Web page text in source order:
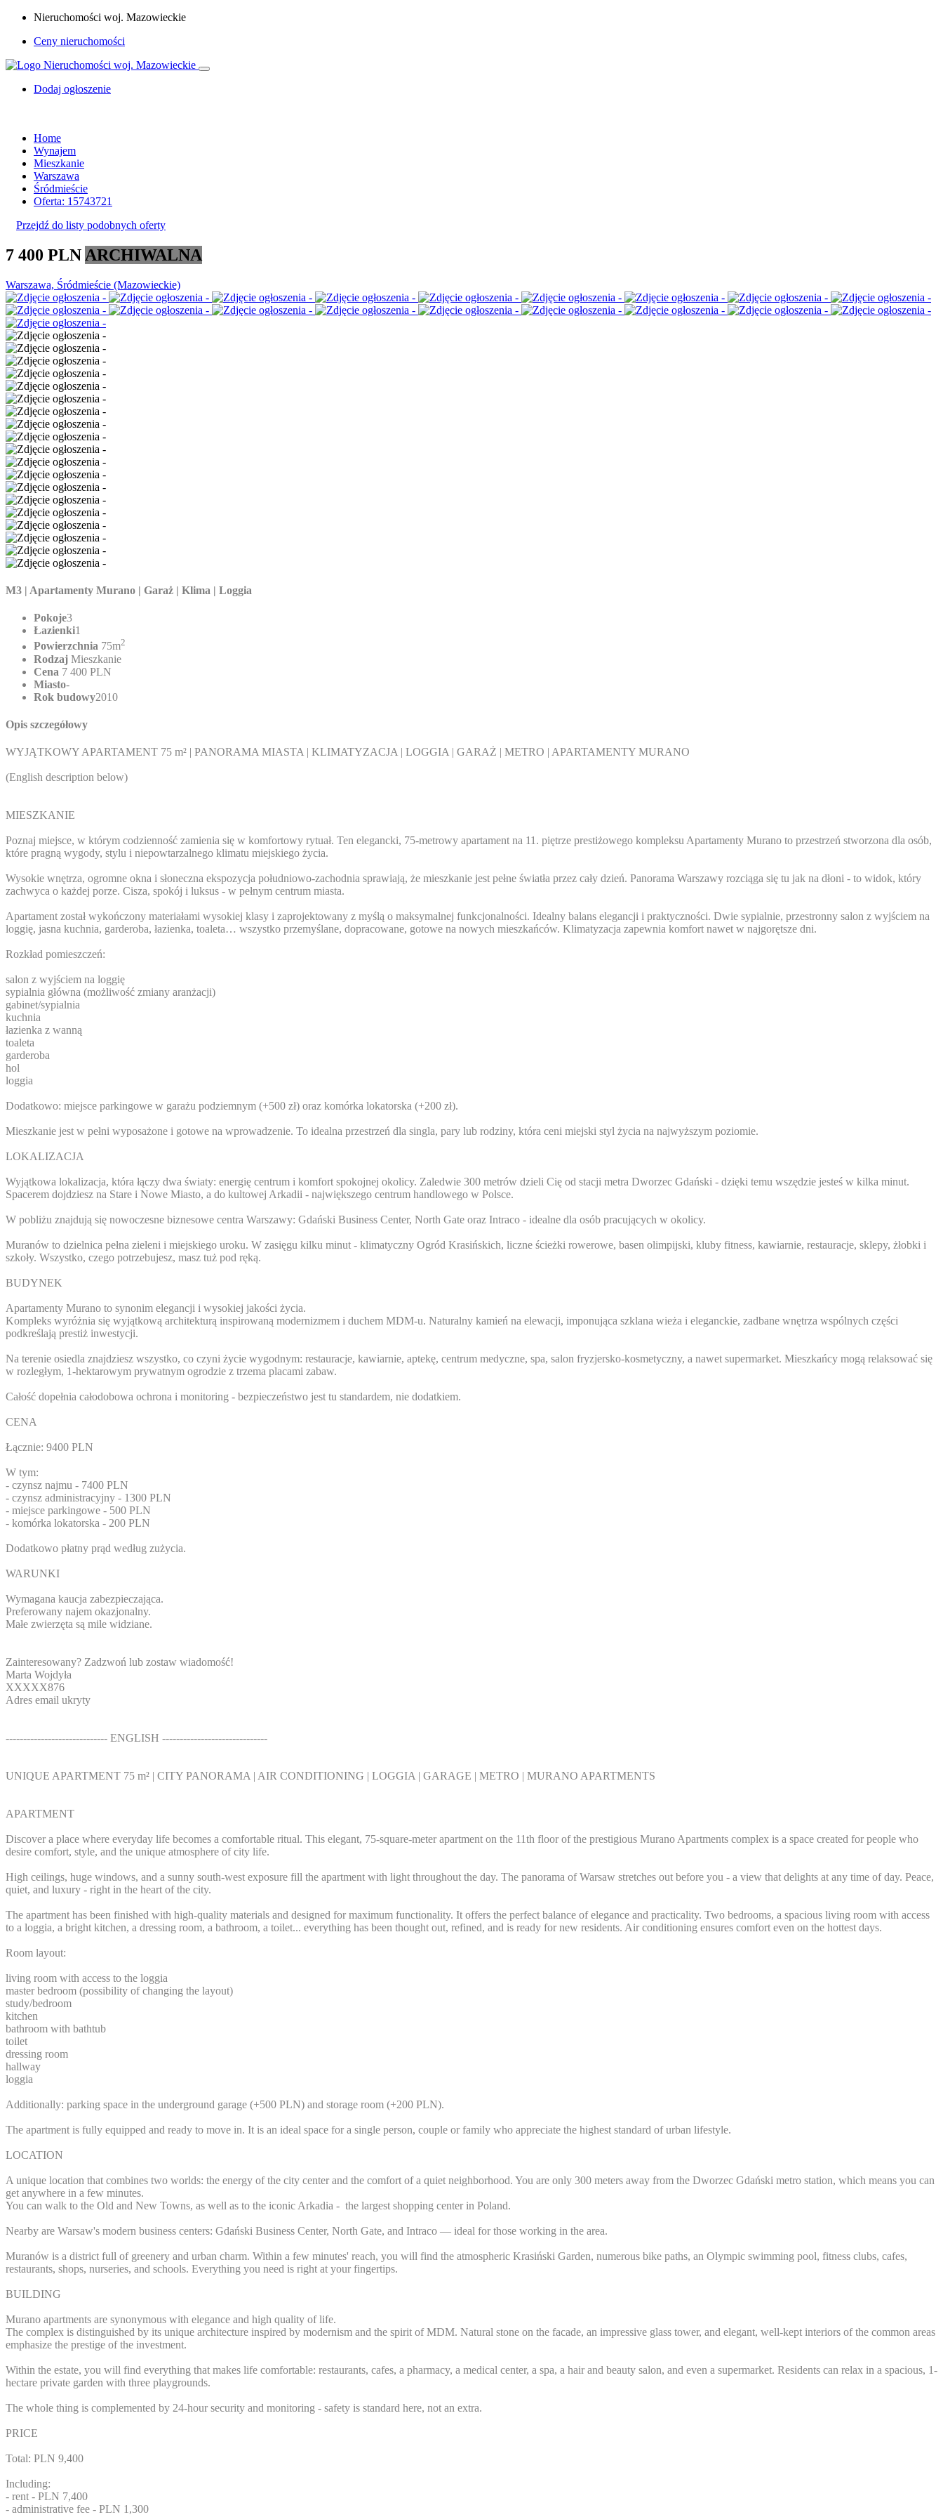
Nieruchomości woj. Mazowieckie
Ceny nieruchomości
Dodaj ogłoszenie
Home
Wynajem
Mieszkanie
Warszawa
Śródmieście
Oferta: 15743721
Przejdź do listy podobnych oferty
7 400 PLN ARCHIWALNA
Warszawa, Śródmieście (Mazowieckie)
M3 | Apartamenty Murano | Garaż | Klima | Loggia
Pokoje3
Łazienki1
Powierzchnia 75m2
Rodzaj Mieszkanie
Cena 7 400 PLN
Miasto-
Rok budowy2010
Opis szczegółowy
WYJĄTKOWY APARTAMENT 75 m² | PANORAMA MIASTA | KLIMATYZACJA | LOGGIA | GARAŻ | METRO | APARTAMENTY MURANO
(English description below)
MIESZKANIE
Poznaj miejsce, w którym codzienność zamienia się w komfortowy rytuał. Ten elegancki, 75-metrowy apartament na 11. piętrze prestiżowego kompleksu Apartamenty Murano to przestrzeń stworzona dla osób,
które pragną wygody, stylu i niepowtarzalnego klimatu miejskiego życia.
Wysokie wnętrza, ogromne okna i słoneczna ekspozycja południowo-zachodnia sprawiają, że mieszkanie jest pełne światła przez cały dzień. Panorama Warszawy rozciąga się tu jak na dłoni - to widok, który
zachwyca o każdej porze. Cisza, spokój i luksus - w pełnym centrum miasta.
Apartament został wykończony materiałami wysokiej klasy i zaprojektowany z myślą o maksymalnej funkcjonalności. Idealny balans elegancji i praktyczności. Dwie sypialnie, przestronny salon z wyjściem na
loggię, jasna kuchnia, garderoba, łazienka, toaleta… wszystko przemyślane, dopracowane, gotowe na nowych mieszkańców. Klimatyzacja zapewnia komfort nawet w najgorętsze dni.
Rozkład pomieszczeń:
salon z wyjściem na loggię
sypialnia główna (możliwość zmiany aranżacji)
gabinet/sypialnia
kuchnia
łazienka z wanną
toaleta
garderoba
hol
loggia
Dodatkowo: miejsce parkingowe w garażu podziemnym (+500 zł) oraz komórka lokatorska (+200 zł).
Mieszkanie jest w pełni wyposażone i gotowe na wprowadzenie. To idealna przestrzeń dla singla, pary lub rodziny, która ceni miejski styl życia na najwyższym poziomie.
LOKALIZACJA
Wyjątkowa lokalizacja, która łączy dwa światy: energię centrum i komfort spokojnej okolicy. Zaledwie 300 metrów dzieli Cię od stacji metra Dworzec Gdański - dzięki temu wszędzie jesteś w kilka minut.
Spacerem dojdziesz na Stare i Nowe Miasto, a do kultowej Arkadii - największego centrum handlowego w Polsce.
W pobliżu znajdują się nowoczesne biznesowe centra Warszawy: Gdański Business Center, North Gate oraz Intraco - idealne dla osób pracujących w okolicy.
Muranów to dzielnica pełna zieleni i miejskiego uroku. W zasięgu kilku minut - klimatyczny Ogród Krasińskich, liczne ścieżki rowerowe, basen olimpijski, kluby fitness, kawiarnie, restauracje, sklepy, żłobki i
szkoły. Wszystko, czego potrzebujesz, masz tuż pod ręką.
BUDYNEK
Apartamenty Murano to synonim elegancji i wysokiej jakości życia.
Kompleks wyróżnia się wyjątkową architekturą inspirowaną modernizmem i duchem MDM-u. Naturalny kamień na elewacji, imponująca szklana wieża i eleganckie, zadbane wnętrza wspólnych części
podkreślają prestiż inwestycji.
Na terenie osiedla znajdziesz wszystko, co czyni życie wygodnym: restauracje, kawiarnie, aptekę, centrum medyczne, spa, salon fryzjersko-kosmetyczny, a nawet supermarket. Mieszkańcy mogą relaksować się
w rozległym, 1-hektarowym prywatnym ogrodzie z trzema placami zabaw.
Całość dopełnia całodobowa ochrona i monitoring - bezpieczeństwo jest tu standardem, nie dodatkiem.
CENA
Łącznie: 9400 PLN
W tym:
- czynsz najmu - 7400 PLN
- czynsz administracyjny - 1300 PLN
- miejsce parkingowe - 500 PLN
- komórka lokatorska - 200 PLN
Dodatkowo płatny prąd według zużycia.
WARUNKI
Wymagana kaucja zabezpieczająca.
Preferowany najem okazjonalny.
Małe zwierzęta są mile widziane.
Zainteresowany? Zadzwoń lub zostaw wiadomość!
Marta Wojdyła
XXXXX876
Adres email ukryty
----------------------------- ENGLISH ------------------------------
UNIQUE APARTMENT 75 m² | CITY PANORAMA | AIR CONDITIONING | LOGGIA | GARAGE | METRO | MURANO APARTMENTS
APARTMENT
Discover a place where everyday life becomes a comfortable ritual. This elegant, 75-square-meter apartment on the 11th floor of the prestigious Murano Apartments complex is a space created for people who
desire comfort, style, and the unique atmosphere of city life.
High ceilings, huge windows, and a sunny south-west exposure fill the apartment with light throughout the day. The panorama of Warsaw stretches out before you - a view that delights at any time of day. Peace,
quiet, and luxury - right in the heart of the city.
The apartment has been finished with high-quality materials and designed for maximum functionality. It offers the perfect balance of elegance and practicality. Two bedrooms, a spacious living room with access
to a loggia, a bright kitchen, a dressing room, a bathroom, a toilet... everything has been thought out, refined, and is ready for new residents. Air conditioning ensures comfort even on the hottest days.
Room layout:
living room with access to the loggia
master bedroom (possibility of changing the layout)
study/bedroom
kitchen
bathroom with bathtub
toilet
dressing room
hallway
loggia
Additionally: parking space in the underground garage (+500 PLN) and storage room (+200 PLN).
The apartment is fully equipped and ready to move in. It is an ideal space for a single person, couple or family who appreciate the highest standard of urban lifestyle.
LOCATION
A unique location that combines two worlds: the energy of the city center and the comfort of a quiet neighborhood. You are only 300 meters away from the Dworzec Gdański metro station, which means you can
get anywhere in a few minutes.
You can walk to the Old and New Towns, as well as to the iconic Arkadia - the largest shopping center in Poland.
Nearby are Warsaw's modern business centers: Gdański Business Center, North Gate, and Intraco — ideal for those working in the area.
Muranów is a district full of greenery and urban charm. Within a few minutes' reach, you will find the atmospheric Krasiński Garden, numerous bike paths, an Olympic swimming pool, fitness clubs, cafes,
restaurants, shops, nurseries, and schools. Everything you need is right at your fingertips.
BUILDING
Murano apartments are synonymous with elegance and high quality of life.
The complex is distinguished by its unique architecture inspired by modernism and the spirit of MDM. Natural stone on the facade, an impressive glass tower, and elegant, well-kept interiors of the common areas
emphasize the prestige of the investment.
Within the estate, you will find everything that makes life comfortable: restaurants, cafes, a pharmacy, a medical center, a spa, a hair and beauty salon, and even a supermarket. Residents can relax in a spacious, 1-
hectare private garden with three playgrounds.
The whole thing is complemented by 24-hour security and monitoring - safety is standard here, not an extra.
PRICE
Total: PLN 9,400
Including:
- rent - PLN 7,400
- administrative fee - PLN 1,300